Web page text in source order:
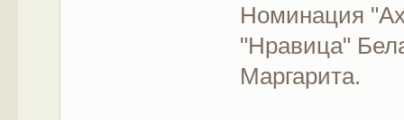
Номинация
"Нравица"
Маргарита.